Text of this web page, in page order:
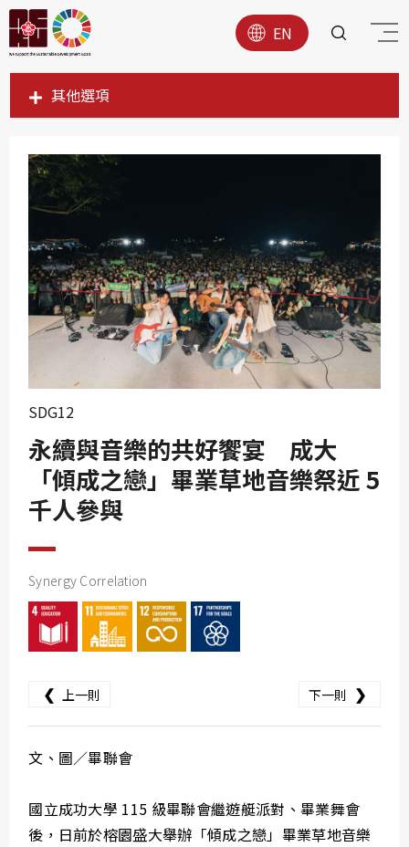
EN
其他選項
SDG1
SDG5
SDG6
SDG7
SDG8
SDG11
SDG12
SDG16
SDG17
SDG12
永續與音樂的共好饗宴 成大
「傾成之戀」畢業草地音樂祭近 5
千人參與
Synergy Correlation
❮ 上一則 下一則 ❯
文、圖／畢聯會
國立成功大學 115 級畢聯會繼遊艇派對、畢業舞會
後，日前於榕園盛大舉辦「傾成之戀」畢業草地音樂